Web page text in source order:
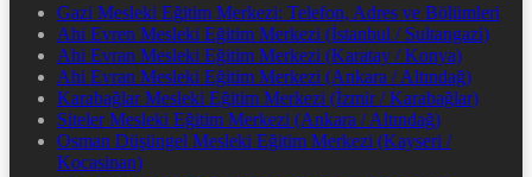
Gazi Mesleki Eğitim Merkezi: Telefon, Adres ve Bölümleri
Ahi Evren Mesleki Eğitim Merkezi (İstanbul / Sultangazi)
Ahi Evran Mesleki Eğitim Merkezi (Karatay / Konya)
Ahi Evran Mesleki Eğitim Merkezi (Ankara / Altındağ)
Karabağlar Mesleki Eğitim Merkezi (İzmir / Karabağlar)
Siteler Mesleki Eğitim Merkezi (Ankara / Altındağ)
Osman Düşüngel Mesleki Eğitim Merkezi (Kayseri /
Kocasinan)